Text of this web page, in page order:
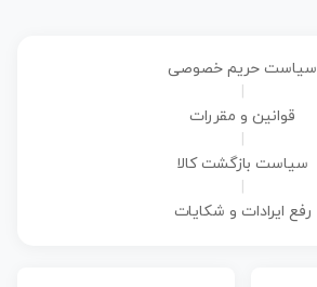
سیاست حریم خصوصی
قوانین و مقررات
سیاست بازگشت کالا
رفع ایرادات و شکایات